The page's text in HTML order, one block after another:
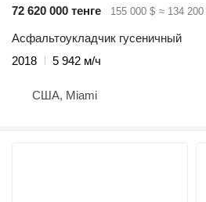
72 620 000 тенге
155 000 $ ≈ 134 200
Асфальтоукладчик гусеничный
2018
5 942 м/ч
США, Miami